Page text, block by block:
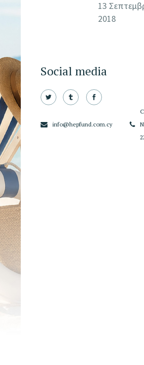
13
2018
Social media
info@hepfund.com.cy